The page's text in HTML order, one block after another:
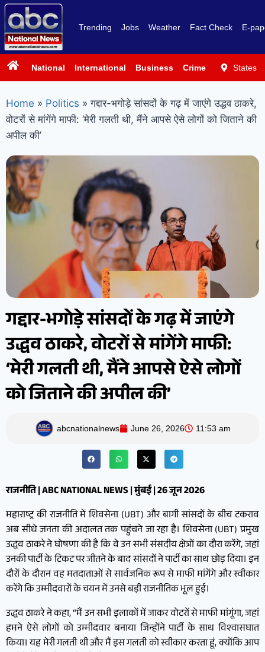
Trending Jobs Weather Fact Check E-
National International Business Crime PoliticsStates
Home » Politics » गद्दार-भगोड़े सांसदों के गढ़ में जाएंगे उद्धव ठाकरे,
वोटरों से मांगेंगे माफी: ‘मेरी गलती थी, मैंने आपसे ऐसे लोगों को जिताने की
अपील की’
गद्दार-भगोड़े सांसदों के गढ़ में जाएंगे
उद्धव ठाकरे, वोटरों से मांगेंगे माफी:
‘मेरी गलती थी, मैंने आपसे ऐसे लोगों
को जिताने की अपील की’
abcnationalnews June 26, 2026 11:53 am
राजनीति | ABC NATIONAL NEWS | मुंबई | 26 जून 2026
महाराष्ट्र की राजनीति में शिवसेना (UBT) और बागी सांसदों के बीच टकराव
अब सीधे जनता की अदालत तक पहुंचने जा रहा है। शिवसेना (UBT) प्रमुख
उद्धव ठाकरे ने घोषणा की है कि वे उन सभी संसदीय क्षेत्रों का दौरा करेंगे, जहां
उनकी पार्टी के टिकट पर जीतने के बाद सांसदों ने पार्टी का साथ छोड़ दिया। इन
दौरों के दौरान वह मतदाताओं से सार्वजनिक रूप से माफी मांगेंगे और स्वीकार
करेंगे कि उम्मीदवारों के चयन में उनसे बड़ी राजनीतिक भूल हुई।
उद्धव ठाकरे ने कहा, “मैं उन सभी इलाकों में जाकर वोटरों से माफी मांगूंगा, जहां
हमने ऐसे लोगों को उम्मीदवार बनाया जिन्होंने पार्टी के साथ विश्वासघात
किया। यह मेरी गलती थी और मैं इस गलती को स्वीकार करता हूं, क्योंकि आप